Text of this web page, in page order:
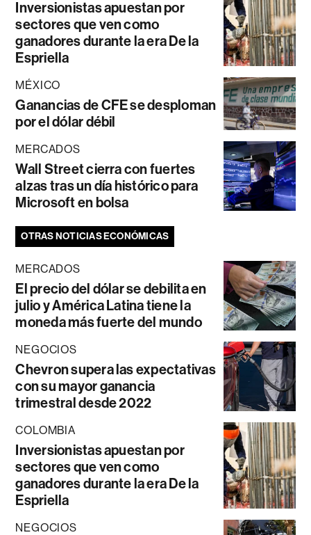
Inversionistas apuestan por
sectores que ven como
ganadores durante la era De la
Espriella
MÉXICO
Ganancias de CFE se desploman
por el dólar débil
MERCADOS
Wall Street cierra con fuertes
alzas tras un día histórico para
Microsoft en bolsa
OTRAS NOTICIAS ECONÓMICAS
MERCADOS
El precio del dólar se debilita en
julio y América Latina tiene la
moneda más fuerte del mundo
NEGOCIOS
Chevron supera las expectativas
con su mayor ganancia
trimestral desde 2022
COLOMBIA
Inversionistas apuestan por
sectores que ven como
ganadores durante la era De la
Espriella
NEGOCIOS